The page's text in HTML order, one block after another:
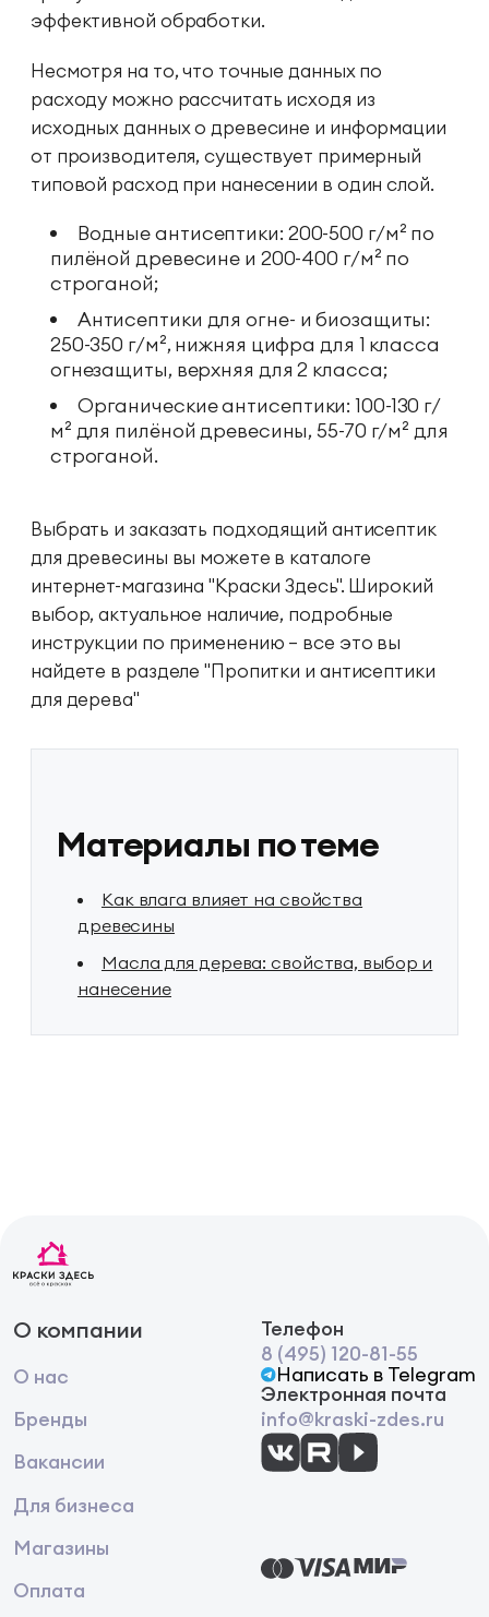
эффективной обработки.
Несмотря на то, что точные данных по
расходу можно рассчитать исходя из
исходных данных о древесине и информации
от производителя, существует примерный
типовой расход при нанесении в один слой.
Водные антисептики: 200-500 г/м² по
пилёной древесине и 200-400 г/м² по
строганой;
Антисептики для огне- и биозащиты:
250-350 г/м², нижняя цифра для 1 класса
огнезащиты, верхняя для 2 класса;
Органические антисептики: 100-130 г/
м² для пилёной древесины, 55-70 г/м² для
строганой.
Выбрать и заказать подходящий антисептик
для древесины вы можете в каталоге
интернет-магазина "Краски Здесь". Широкий
выбор, актуальное наличие, подробные
инструкции по применению — все это вы
найдете в разделе"Пропитки и антисептики
для дерева"
Материалы по теме
Как влага влияет на свойства
древесины
Масла для дерева: свойства, выбор и
нанесение
О компании
О нас
Бренды
Вакансии
Для бизнеса
Магазины
Оплата
Телефон
8 (495) 120-81-55
Написать в Telegram
Электронная почта
info@kraski-zdes.ru